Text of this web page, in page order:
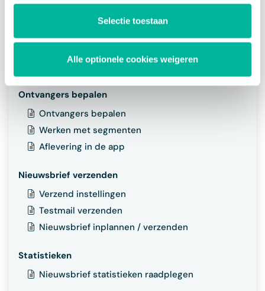
Selectie toestaan
Alle optionele cookies weigeren
Twizzit informatie integreren
Meerdere talen
Ontvangers bepalen
Ontvangers bepalen
Werken met segmenten
Aflevering in de app
Nieuwsbrief verzenden
Verzend instellingen
Testmail verzenden
Nieuwsbrief inplannen / verzenden
Statistieken
Nieuwsbrief statistieken raadplegen